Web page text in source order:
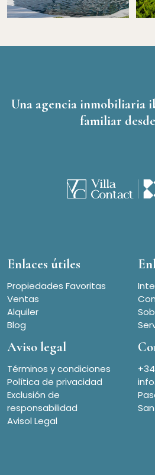
Una agencia inmobiliaria
familiar
Enlaces útiles
Propiedades Favoritas
Ventas
Alquiler
Blog
Aviso legal
Términos y condiciones
Política de privacidad
Exclusión de
responsabilidad
Avisol Legal